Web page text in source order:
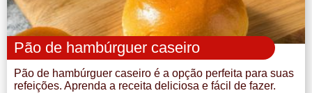
Pão de hambúrguer caseiro
Pão de hambúrguer caseiro é a opção perfeita para suas
refeições. Aprenda a receita deliciosa e fácil de fazer.